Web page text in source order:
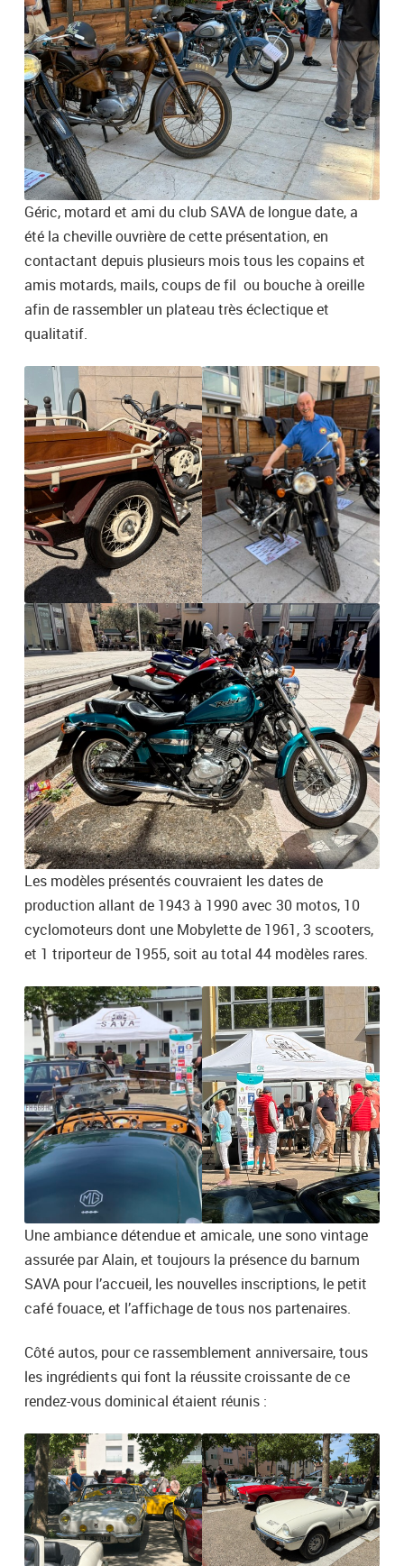
Géric, motard et ami du club SAVA de longue date, a
été la cheville ouvrière de cette présentation, en
contactant depuis plusieurs mois tous les copains et
amis motards, mails, coups de fil ou bouche à oreille
afin de rassembler un plateau très éclectique et
qualitatif.
Les modèles présentés couvraient les dates de
production allant de 1943 à 1990 avec 30 motos, 10
cyclomoteurs dont une Mobylette de 1961, 3 scooters,
et 1 triporteur de 1955, soit au total 44 modèles rares.
Une ambiance détendue et amicale, une sono vintage
assurée par Alain, et toujours la présence du barnum
SAVA pour l’accueil, les nouvelles inscriptions, le petit
café fouace, et l’affichage de tous nos partenaires.
Côté autos, pour ce rassemblement anniversaire, tous
les ingrédients qui font la réussite croissante de ce
rendez-vous dominical étaient réunis :